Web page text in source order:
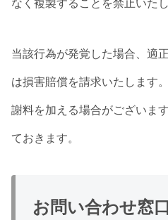
なく複製することを禁止いたし
当該行為が発覚した場合、適
は損害賠償を請求いたします
謝料を加える場合がございま
ておきます。
お問い合わせ窓口